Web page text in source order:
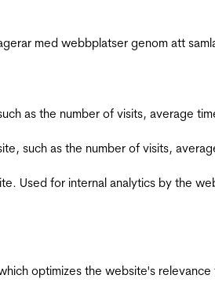
med webbplatser genom att
as the number of visits, average
such as the number of visits,
Used for internal analytics by the
optimizes the website's